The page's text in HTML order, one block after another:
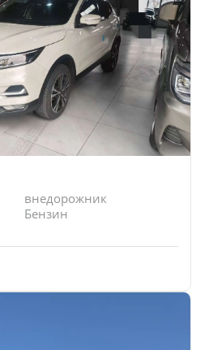
внедорожник
Бензин